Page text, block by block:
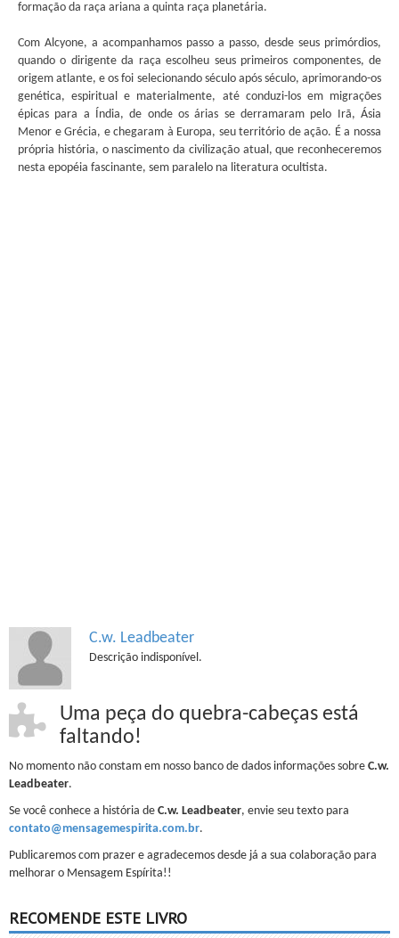
formação da raça ariana a quinta raça planetária.
Com Alcyone, a acompanhamos passo a passo, desde seus primórdios,
quando o dirigente da raça escolheu seus primeiros componentes, de
origem atlante, e os foi selecionando século após século, aprimorando-os
genética, espiritual e materialmente, até conduzi-los em migrações
épicas para a Índia, de onde os árias se derramaram pelo Irã, Ásia
Menor e Grécia, e chegaram à Europa, seu território de ação. É a nossa
própria história, o nascimento da civilização atual, que reconheceremos
nesta epopéia fascinante, sem paralelo na literatura ocultista.
C.w. Leadbeater
Descrição indisponível.
Uma peça do quebra-cabeças está
faltando!
No momento não constam em nosso banco de dados informações sobre C.w.
Leadbeater.
Se você conhece a história de C.w. Leadbeater, envie seu texto para
contato@mensagemespirita.com.br.
Publicaremos com prazer e agradecemos desde já a sua colaboração para
melhorar o Mensagem Espírita!!
RECOMENDE ESTE LIVRO